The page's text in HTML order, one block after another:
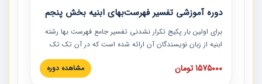
دوره آموزشی تفسیر فهرست‌بهای ابنیه بخش پنجم
برای اولین بار پکیج تکرار نشدنی تفسیر جامع فهرست بها رشته
ابنیه از زبان نویسندگان آن ارائه شده است که در آن تک تک
ردیف ها و مطالب فهرست بها تفسیر و ارائه شده است. این
دوره به صورت کامل تصویری بوده و به همراه تصاویر عملیات
1575000 تومان مشاهده دوره